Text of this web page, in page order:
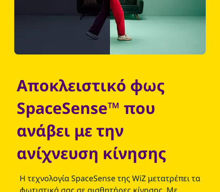
Αποκλειστικό φως
SpaceSense™ που
ανάβει με την
ανίχνευση κίνησης
Η τεχνολογία SpaceSense της WiZ μετατρέπει τα